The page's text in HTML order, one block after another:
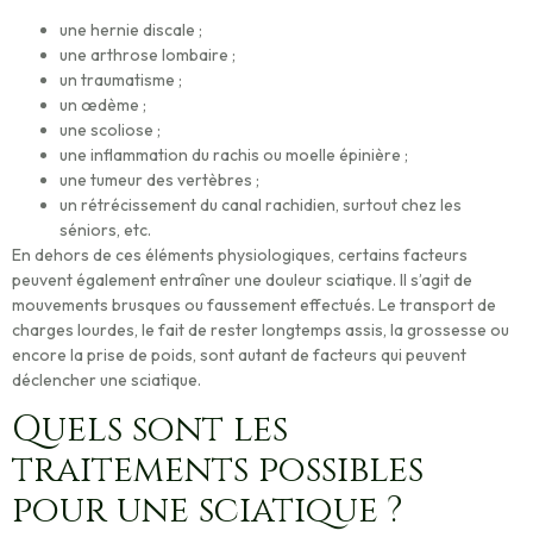
une hernie discale ;
une arthrose lombaire ;
un traumatisme ;
un œdème ;
une scoliose ;
une inflammation du rachis ou moelle épinière ;
une tumeur des vertèbres ;
un rétrécissement du canal rachidien, surtout chez les
séniors, etc.
En dehors de ces éléments physiologiques, certains facteurs
peuvent également entraîner une douleur sciatique. Il s’agit de
mouvements brusques ou faussement effectués. Le transport de
charges lourdes, le fait de rester longtemps assis, la grossesse ou
encore la prise de poids, sont autant de facteurs qui peuvent
déclencher une sciatique.
Quels sont les
traitements possibles
pour une sciatique ?